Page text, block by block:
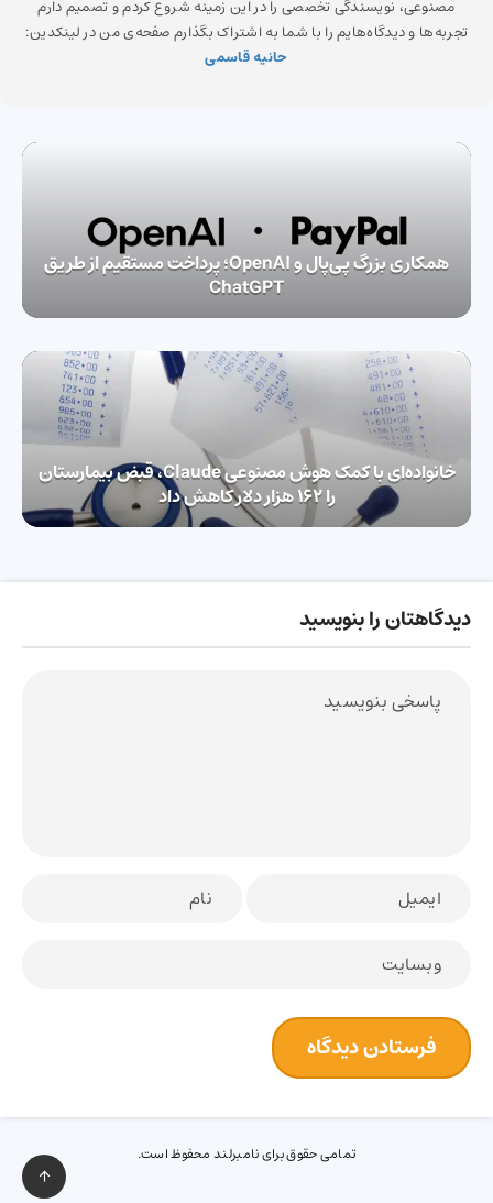
مصنوعی، نویسندگی تخصصی را در این زمینه شروع کردم و تصمیم دارم
تجربه‌ها و دیدگاه‌هایم را با شما به اشتراک بگذارم صفحه‌ی من در لینکدین:
حانیه قاسمی
همکاری بزرگ پی‌پال و OpenAI؛ پرداخت مستقیم از طریق
ChatGPT
خانواده‌ای با کمک هوش مصنوعی Claude، قبض بیمارستان
را 162 هزار دلار کاهش داد
دیدگاهتان را بنویسید
تمامی حقوق برای نامبرلند محفوظ است.